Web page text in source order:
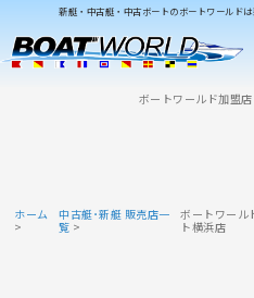
新艇・中古艇・中古ボートのボートワールド
ボートワールド加盟
ホーム
中古艇･新艇 販売店一
覧
ボートワール
ト横浜店